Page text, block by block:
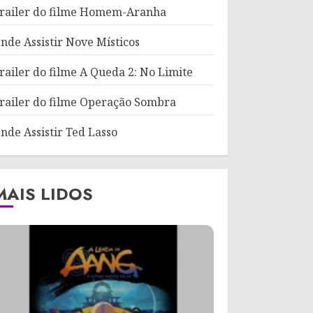
do filme Homem-Aranha
Assistir Nove Místicos
do filme A Queda 2: No Limite
do filme Operação Sombra
Assistir Ted Lasso
LIDOS